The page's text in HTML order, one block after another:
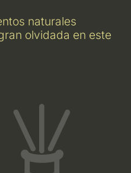
naturales
olvidada en este